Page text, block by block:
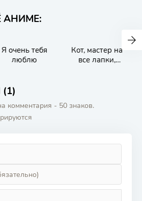
АНИМЕ:
Кот, мастер на
все лапки,
Притворная
любовь OVA
комментария - 50 знаков.